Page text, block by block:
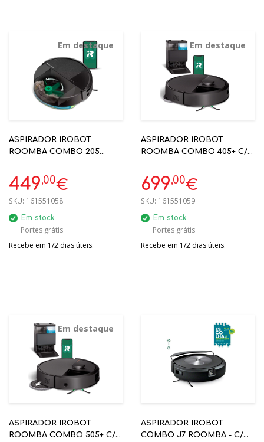
Em destaque
ASPIRADOR IROBOT
ROOMBA COMBO 205
IRL121040
449,00€
SKU: 161551058
Em stock
Portes grátis
Recebe em 1/2 dias úteis.
Em destaque
ASPIRADOR IROBOT
ROOMBA COMBO 405+ C/
IRG185040
699,00€
SKU: 161551059
Em stock
Portes grátis
Recebe em 1/2 dias úteis.
Em destaque
ASPIRADOR IROBOT
ROOMBA COMBO 505+ C/
ASPIRADOR IROBOT
COMBO J7 ROOMBA - C/